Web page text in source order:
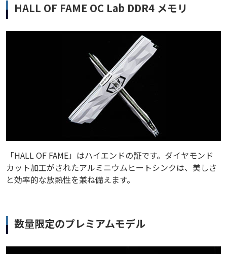
HALL OF FAME OC Lab DDR4 メモリ
「HALL OF FAME」はハイエンドの証です。ダイヤモンド
カット加工がされたアルミニウムヒートシンクは、美しさ
と効率的な放熱性を兼ね備えます。
数量限定のプレミアムモデル